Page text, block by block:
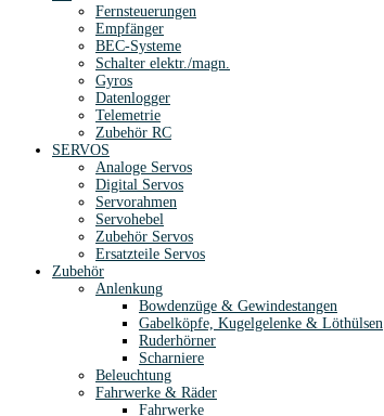
Fernsteuerungen
Empfänger
BEC-Systeme
Schalter elektr./magn.
Gyros
Datenlogger
Telemetrie
Zubehör RC
SERVOS
Analoge Servos
Digital Servos
Servorahmen
Servohebel
Zubehör Servos
Ersatzteile Servos
Zubehör
Anlenkung
Bowdenzüge & Gewindestangen
Gabelköpfe, Kugelgelenke & Löthülsen
Ruderhörner
Scharniere
Beleuchtung
Fahrwerke & Räder
Fahrwerke